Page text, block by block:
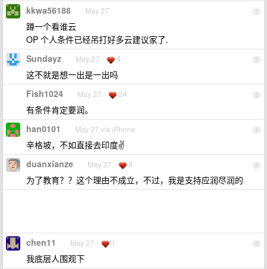
1
kkwa56188 May 27
蹲一个看谁云
OP 个人条件已经吊打好多云建议家了.
2
Sundayz May 27 4
这不就是想一出是一出吗
3
Fish1024 May 27 24
有条件肯定要润。
4
han0101 May 27 via iPhone
辛格坡，不如直接去印度✌️
5
duanxianze May 27 9
为了教育？？这个理由不成立，不过，我是支持应润尽润的
6
chen11 May 27 1
我底层人围观下